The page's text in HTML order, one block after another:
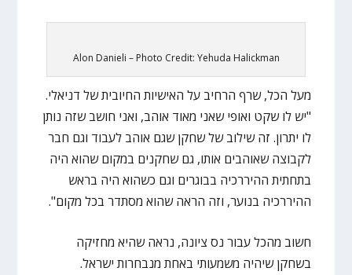
Alon Danieli – Photo Credit: Yehuda Halickman
מעל הכל, שרף הרחיב על האישיות החיובית של דניאלי.
"יש לו שקט ואופי שאני מאוד אוהב, ואני חושב שזה נותן
לו יתרון. זה שילוב של שחקן שגם אוהב לעבוד וגם חבר
לקבוצה שאוהבים אותו, גם שחקנים במקום שהוא היה
בתחתית ההיררכיה בבוגרים וגם כשהוא היה בראש
ההיררכיה בנוער, וזה הראה שהוא מסתדר בכל מקום".
חשוב מהכל עבור נס ציונה, נראה שהיא מחזיקה
בשחקן שיהיה משמעותי באחת מנבחרות ישראל.